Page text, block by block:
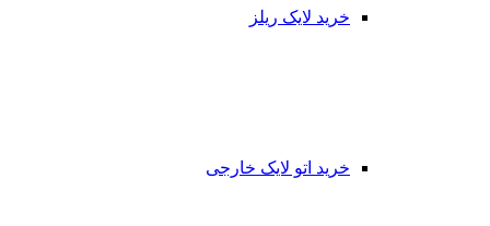
خرید لایک ریلز
خرید اتو لایک خارجی